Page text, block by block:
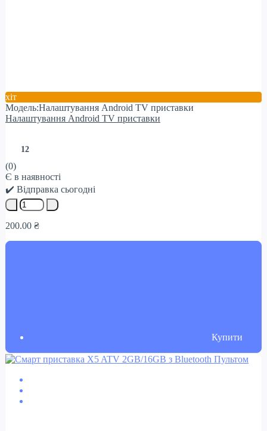
хіт
Модель:Налаштування Android TV приставки
Налаштування Android TV приставки
12
(0)
Є в наявності
✔️ Відправка сьогодні
200.00 ₴
Купити